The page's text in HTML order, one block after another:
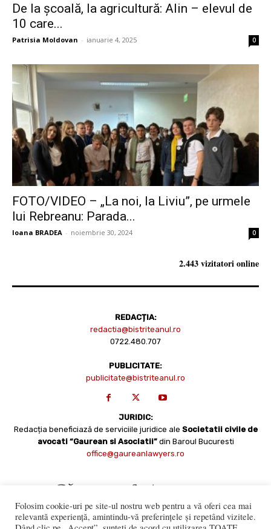
De la școală, la agricultură: Alin – elevul de
10 care...
Patrisia Moldovan - ianuarie 4, 2025 0
FOTO/VIDEO – „La noi, la Liviu”, pe urmele
lui Rebreanu: Parada...
Ioana BRADEA - noiembrie 30, 2024 0
2.443 vizitatori online
REDACȚIA:
redactia@bistriteanul.ro
0722.480.707
PUBLICITATE:
publicitate@bistriteanul.ro
JURIDIC:
Redacția beneficiază de serviciile juridice ale Societatii civile de
avocati “Gaurean si Asociatii” din Baroul Bucuresti
office@gaureanlawyers.ro
Folosim cookie-uri pe site-ul nostru web pentru a vă oferi cea mai
relevantă experiență, amintindu-vă preferințele și repetând vizitele.